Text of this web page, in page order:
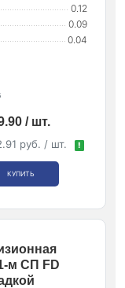
0.12
0.09
0.04
/ шт.
руб. / шт. !
КУПИТЬ
м СП FD